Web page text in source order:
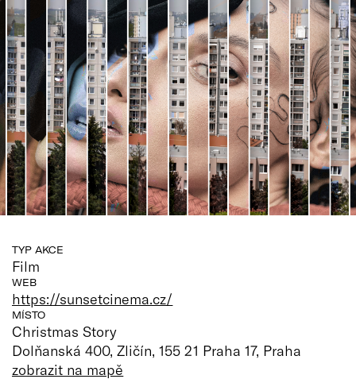
Vše o ČT
TYP AKCE
Film
WEB
https://sunsetcinema.cz/
MÍSTO
Christmas Story
Dolňanská 400, Zličín, 155 21 Praha 17, Praha
zobrazit na mapě